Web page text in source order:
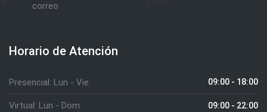
correo
Horario de Atención
Presencial: Lun - Vie 09:00 - 18:00
Virtual: Lun - Dom 09:00 - 22:00